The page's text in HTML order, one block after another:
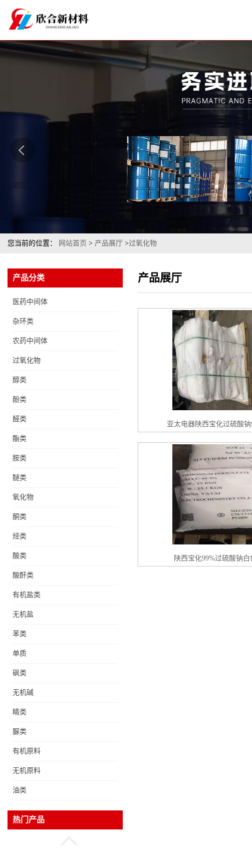
您当前的位置： 网站首页 > 产品展厅 >过氧化物
产品分类
医药中间体
杂环类
农药中间体
过氧化物
醇类
酚类
醛类
酯类
胺类
醚类
氧化物
酮类
烃类
酸类
酸酐类
有机盐类
无机盐
苯类
单质
砜类
无机碱
睛类
脲类
有机原料
无机原料
油类
热门产品
99.5%甲基丙烯酸甲酯无
产品展厅
亚太电器陕西宝化过硫酸钠
陕西宝化99%过硫酸钠白